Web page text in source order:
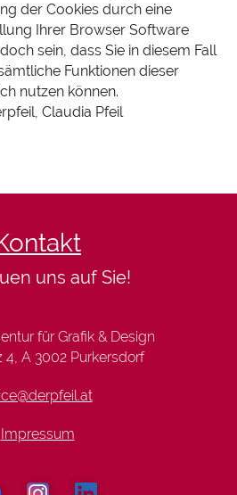
der Cookies durch eine
Ihrer Browser Software
sein, dass Sie in diesem Fall
Funktionen dieser
nutzen können.
Claudia Pfeil
uns auf Sie!
für Grafik & Design
A 3002 Purkersdorf
Impressum